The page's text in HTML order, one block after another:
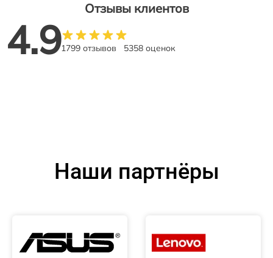
Отзывы клиентов
4.91799 отзывов 5358 оценок
Наши партнёры